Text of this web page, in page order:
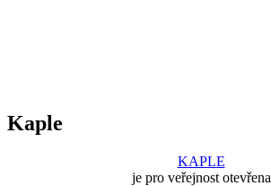
Kaple
KAPLE
je pro veřejnost otevřena